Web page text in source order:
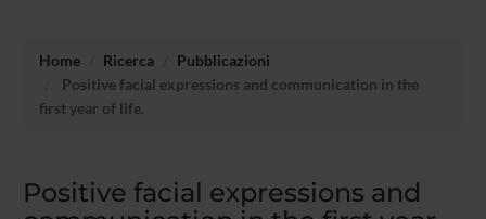
Home Ricerca
Pubblicazioni
Positive facial expressions and communication in the
first year of life.
Positive facial expressions and